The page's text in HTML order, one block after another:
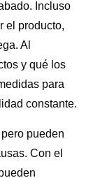
Incluso
el producto,
Al
y qué los
para
constante.
pueden
Con el